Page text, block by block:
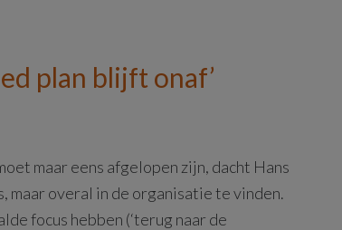
plan blijft onaf’
maar eens afgelopen zijn, dacht Hans
maar overal in de organisatie te vinden.
focus hebben (‘terug naar de